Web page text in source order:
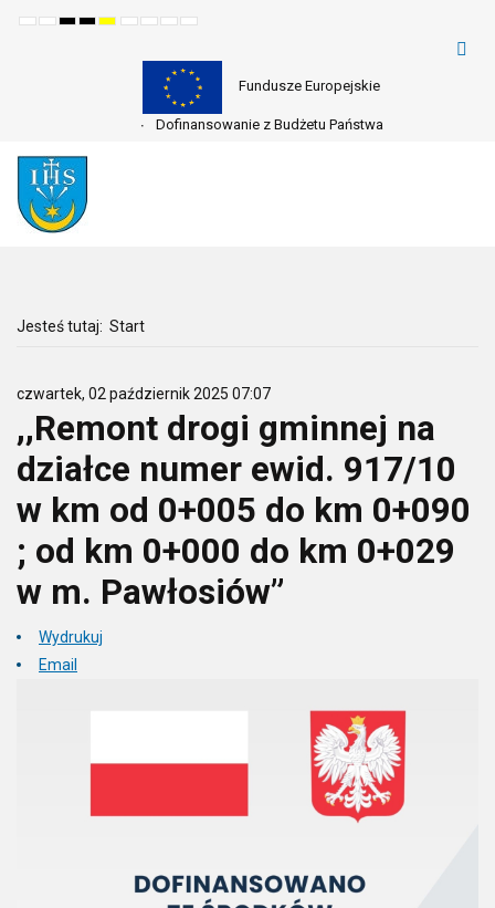
Default
NightHighHighHighSetSetMake
readable
Set
Fundusze Europejskie
Dofinansowanie z Budżetu Państwa
Jesteś tutaj: Start
czwartek, 02 październik 2025 07:07
,,Remont drogi gminnej na
działce numer ewid. 917/10
w km od 0+005 do km 0+090
; od km 0+000 do km 0+029
w m. Pawłosiów”
Wydrukuj
Email